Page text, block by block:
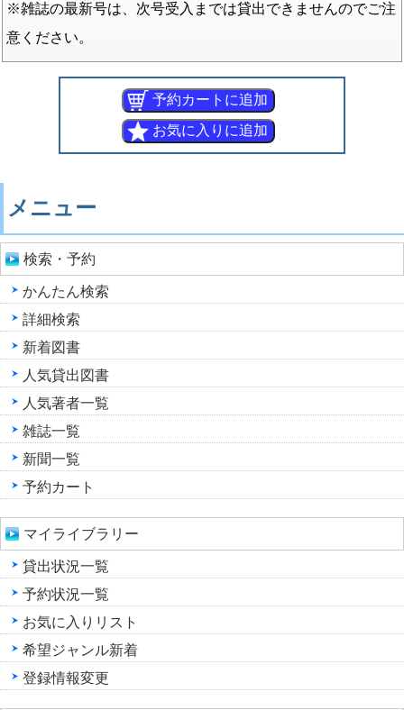
※雑誌の最新号は、次号受入までは貸出できませんのでご注
意ください。
メニュー
検索・予約
かんたん検索
詳細検索
新着図書
人気貸出図書
人気著者一覧
雑誌一覧
新聞一覧
予約カート
マイライブラリー
貸出状況一覧
予約状況一覧
お気に入りリスト
希望ジャンル新着
登録情報変更